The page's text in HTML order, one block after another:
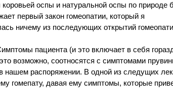
оспы и натуральной оспы по природе
первый закон гомеопатии, который я
ничему из последующих открытий
пациента (и это включает в себя
возможно, соотносятся с симптомами
нашем распоряжении. В одной из следущих
гомепату, давая ему симптомы, которые